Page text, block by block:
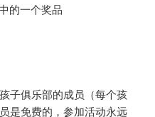
的一个奖品
子俱乐部的成员（每个孩
是免费的，参加活动永远